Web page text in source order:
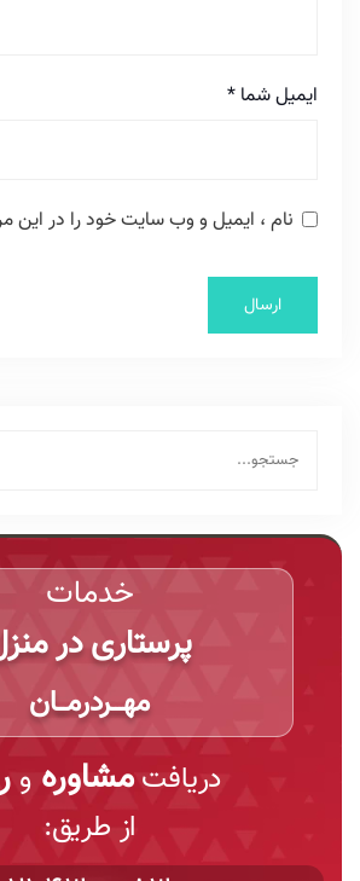
ایمیل شما *
نام ، ایمیل و وب سایت خود را در این
خدمات
پرستاری در
مهـــردرمـــان
دریافتمشاورهو
از طریق: